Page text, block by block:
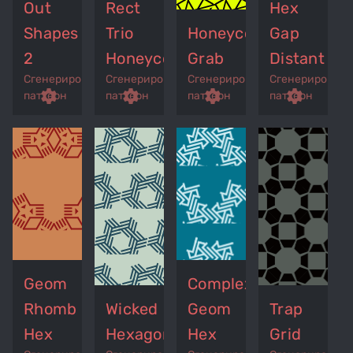
Out
Shapes
2
Сгенерированный
паттерн
settings
Rect
Trio
Honeycomb
Сгенерированный
паттерн
remove_red_eye get_app settings
Honeycomb
Grab
Сгенерированный
паттерн
remove_red_eye get_app settings
Hex
Gap
Distant
паттерн
remove_red_eye get_app settings
Geom
Rhomb
Hex
Wicked
Hexagones
Complex
Geom
Hex
Trap
Grid